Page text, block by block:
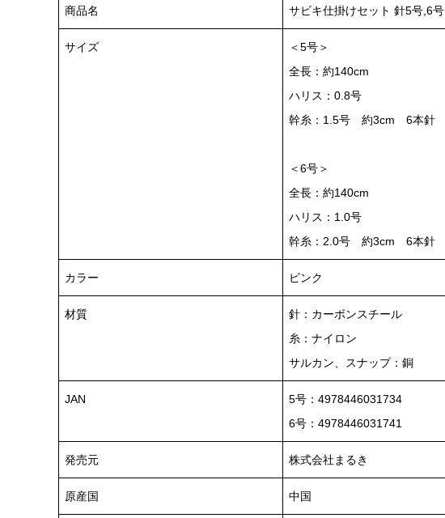
商品名 サビキ仕掛けセット 針5号,6号
サイズ
＜5号＞
全長：約140cm
ハリス：0.8号
幹糸：1.5号 約3cm 6本針
＜6号＞
全長：約140cm
ハリス：1.0号
幹糸：2.0号 約3cm 6本針
カラー ピンク
材質
針：カーボンスチール
糸：ナイロン
サルカン、スナップ：銅
JAN
5号：4978446031734
6号：4978446031741
発売元 株式会社まるき
原産国 中国